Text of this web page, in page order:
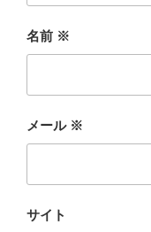
名前 ※
メール ※
サイト